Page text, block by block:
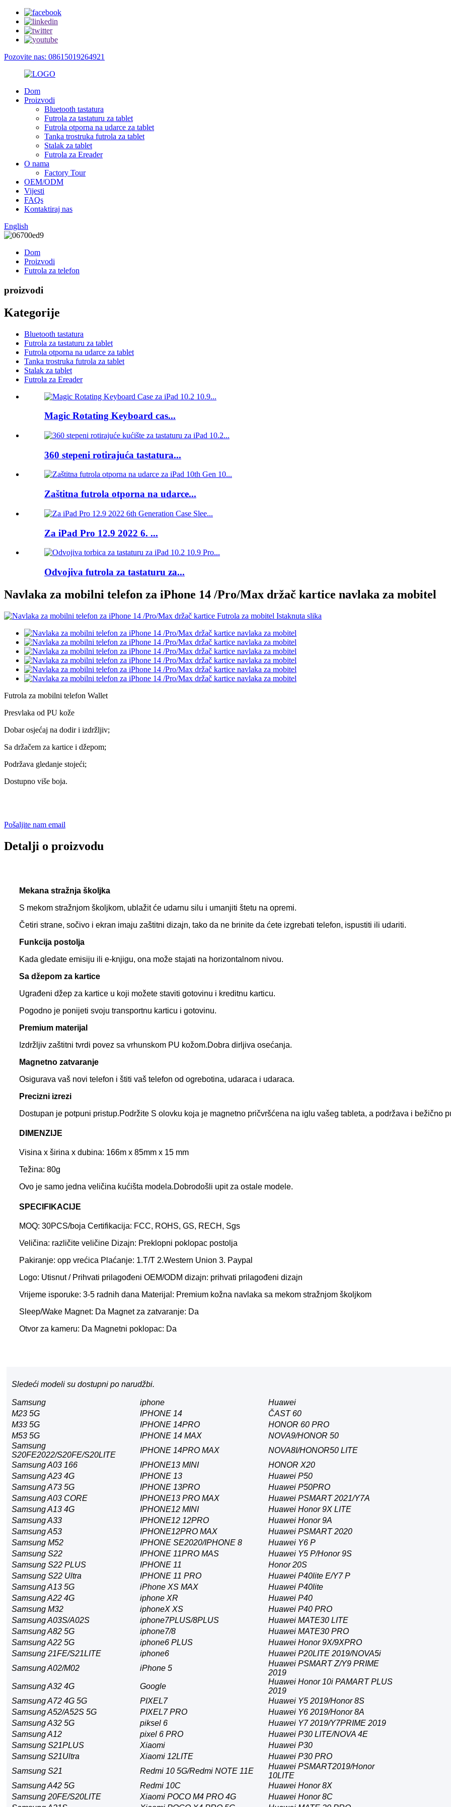
Pozovite nas: 08615019264921
Dom
Proizvodi
Bluetooth tastatura
Futrola za tastaturu za tablet
Futrola otporna na udarce za tablet
Tanka trostruka futrola za tablet
Stalak za tablet
Futrola za Ereader
O nama
Factory Tour
OEM/ODM
Vijesti
FAQs
Kontaktiraj nas
English
Dom
Proizvodi
Futrola za telefon
proizvodi
Kategorije
Bluetooth tastatura
Futrola za tastaturu za tablet
Futrola otporna na udarce za tablet
Tanka trostruka futrola za tablet
Stalak za tablet
Futrola za Ereader
Magic Rotating Keyboard cas...
360 stepeni rotirajuća tastatura...
Zaštitna futrola otporna na udarce...
Za iPad Pro 12.9 2022 6. ...
Odvojiva futrola za tastaturu za...
Navlaka za mobilni telefon za iPhone 14 /Pro/Max držač kartice navlaka za mobitel
Futrola za mobilni telefon Wallet
Presvlaka od PU kože
Dobar osjećaj na dodir i izdržljiv;
Sa držačem za kartice i džepom;
Podržava gledanje stojeći;
Dostupno više boja.
Pošaljite nam email
Detalji o proizvodu
Mekana stražnja školjka
S mekom stražnjom školjkom, ublažit će udarnu silu i umanjiti štetu na opremi.
Četiri strane, sočivo i ekran imaju zaštitni dizajn, tako da ne brinite da ćete izgrebati telefon, ispustiti ili udariti.
Funkcija postolja
Kada gledate emisiju ili e-knjigu, ona može stajati na horizontalnom nivou.
Sa džepom za kartice
Ugrađeni džep za kartice u koji možete staviti gotovinu i kreditnu karticu.
Pogodno je ponijeti svoju transportnu karticu i gotovinu.
Premium materijal
Izdržljiv zaštitni tvrdi povez sa vrhunskom PU kožom.Dobra dirljiva osećanja.
Magnetno zatvaranje
Osigurava vaš novi telefon i štiti vaš telefon od ogrebotina, udaraca i udaraca.
Precizni izrezi
Dostupan je potpuni pristup.Podržite S olovku koja je magnetno pričvršćena na iglu vašeg tableta, a podržava i bežično
DIMENZIJE
Visina x širina x dubina: 166m x 85mm x 15 mm
Težina: 80g
Ovo je samo jedna veličina kućišta modela.Dobrodošli upit za ostale modele.
SPECIFIKACIJE
MOQ: 30PCS/boja Certifikacija: FCC, ROHS, GS, RECH, Sgs
Veličina: različite veličine Dizajn: Preklopni poklopac postolja
Pakiranje: opp vrećica Plaćanje: 1.T/T 2.Western Union 3. Paypal
Logo: Utisnut / Prihvati prilagođeni OEM/ODM dizajn: prihvati prilagođeni dizajn
Vrijeme isporuke: 3-5 radnih dana Materijal: Premium kožna navlaka sa mekom stražnjom školjkom
Sleep/Wake Magnet: Da Magnet za zatvaranje: Da
Otvor za kameru: Da Magnetni poklopac: Da
Sledeći modeli su dostupni po narudžbi.
Samsung iphone
Huawei
M23 5G
IPHONE 14
ČAST 60
M33 5G
IPHONE 14PRO
HONOR 60 PRO
M53 5G
IPHONE 14 MAX
NOVA9/HONOR 50
Samsung
S20FE2022/S20FE/S20LITE
IPHONE 14PRO MAX
NOVA8I/HONOR50 LITE
Samsung A03 166
IPHONE13 MINI
HONOR X20
Samsung A23 4G
IPHONE 13
Huawei P50
Samsung A73 5G
IPHONE 13PRO
Huawei P50PRO
Samsung A03 CORE
IPHONE13 PRO MAX
Huawei PSMART 2021/Y7A
Samsung A13 4G
IPHONE12 MINI
Huawei Honor 9X LITE
Samsung A33
IPHONE12 12PRO
Huawei Honor 9A
Samsung A53
IPHONE12PRO MAX
Huawei PSMART 2020
Samsung M52
IPHONE SE2020/IPHONE 8
Huawei Y6 P
Samsung S22
IPHONE 11PRO MAS
Huawei Y5 P/Honor 9S
Samsung S22 PLUS
IPHONE 11
Honor 20S
Samsung S22 Ultra
IPHONE 11 PRO
Huawei P40lite E/Y7 P
Samsung A13 5G
iPhone XS MAX
Huawei P40lite
Samsung A22 4G
iphone XR
Huawei P40
Samsung M32
iphoneX XS
Huawei P40 PRO
Samsung A03S/A02S
iphone7PLUS/8PLUS
Huawei MATE30 LITE
Samsung A82 5G
iphone7/8
Huawei MATE30 PRO
Samsung A22 5G
iphone6 ​​PLUS
Huawei Honor 9X/9XPRO
Samsung 21FE/S21LITE
iphone6
Huawei P20LITE 2019/NOVA5i
Samsung A02/M02
iPhone 5
Huawei PSMART Z/Y9 PRIME
2019
Samsung A32 4G
Google
Huawei Honor 10i PAMART PLUS
2019
Samsung A72 4G 5G
PIXEL7
Huawei Y5 2019/Honor 8S
Samsung A52/A52S 5G
PIXEL7 PRO
Huawei Y6 2019/Honor 8A
Samsung A32 5G
piksel 6
Huawei Y7 2019/Y7PRIME 2019
Samsung A12
pixel 6 PRO
Huawei P30 LITE/NOVA 4E
Samsung S21PLUS
Xiaomi
Huawei P30
Samsung S21Ultra
Xiaomi 12LITE
Huawei P30 PRO
Samsung S21
Redmi 10 5G/Redmi NOTE 11E
Huawei PSMART2019/Honor
10LITE
Samsung A42 5G
Redmi 10C
Huawei Honor 8X
Samsung 20FE/S20LITE
Xiaomi POCO M4 PRO 4G
Huawei Honor 8C